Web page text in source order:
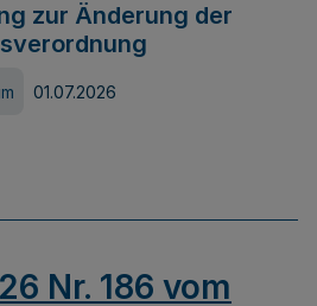
zur Änderung der
01.07.2026
Nr. 186 vom